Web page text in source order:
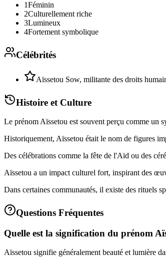
1Féminin
2Culturellement riche
3Lumineux
4Fortement symbolique
Célébrités
Aïssetou Sow, militante des droits
Histoire et Culture
Le prénom Aïssetou est souvent perçu comme un
Historiquement, Aïssetou était le nom de figures
Des célébrations comme la fête de l'Aïd ou des
Aïssetou a un impact culturel fort, inspirant des
Dans certaines communautés, il existe des rituels
Questions Fréquentes
Quelle est la signification du prénom
Aïssetou signifie généralement beauté et lumière